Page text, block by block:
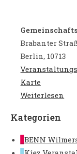
Brabanter
Berlin, 10713
Karte
Brabanter
Weiterlesen
Kategorien
BENN